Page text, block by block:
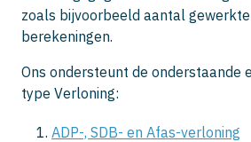
zoals bijvoorbeeld aantal gewerkte
berekeningen.
Ons ondersteunt de onderstaande
type Verloning:
ADP-, SDB- en Afas-verloning